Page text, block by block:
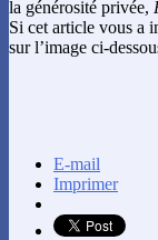
la générosité privée,
Si cet article vous a
sur l’image ci-
E-mail
Imprimer